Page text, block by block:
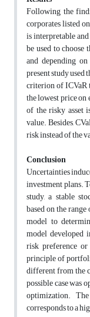
Following the
corporates listed
is interpretable
be used to
and depending
present study
criterion of ICVaR
the lowest price
of the risky asset
value. Besides,
risk instead of the
Conclusion
Uncertainties
investment plans.
study, a stable
based on the
model to
model developed
risk preference
principle of
different from the
possible case was
optimization.
corresponds to a